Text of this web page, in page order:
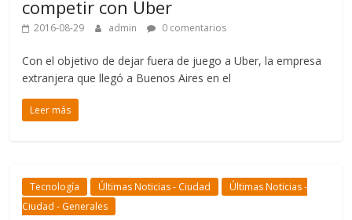
competir con Uber
2016-08-29 admin 0 comentarios
Con el objetivo de dejar fuera de juego a Uber, la empresa
extranjera que llegó a Buenos Aires en el
Leer más
Tecnología Últimas Noticias - Ciudad
Últimas Noticias -
Ciudad - Generales